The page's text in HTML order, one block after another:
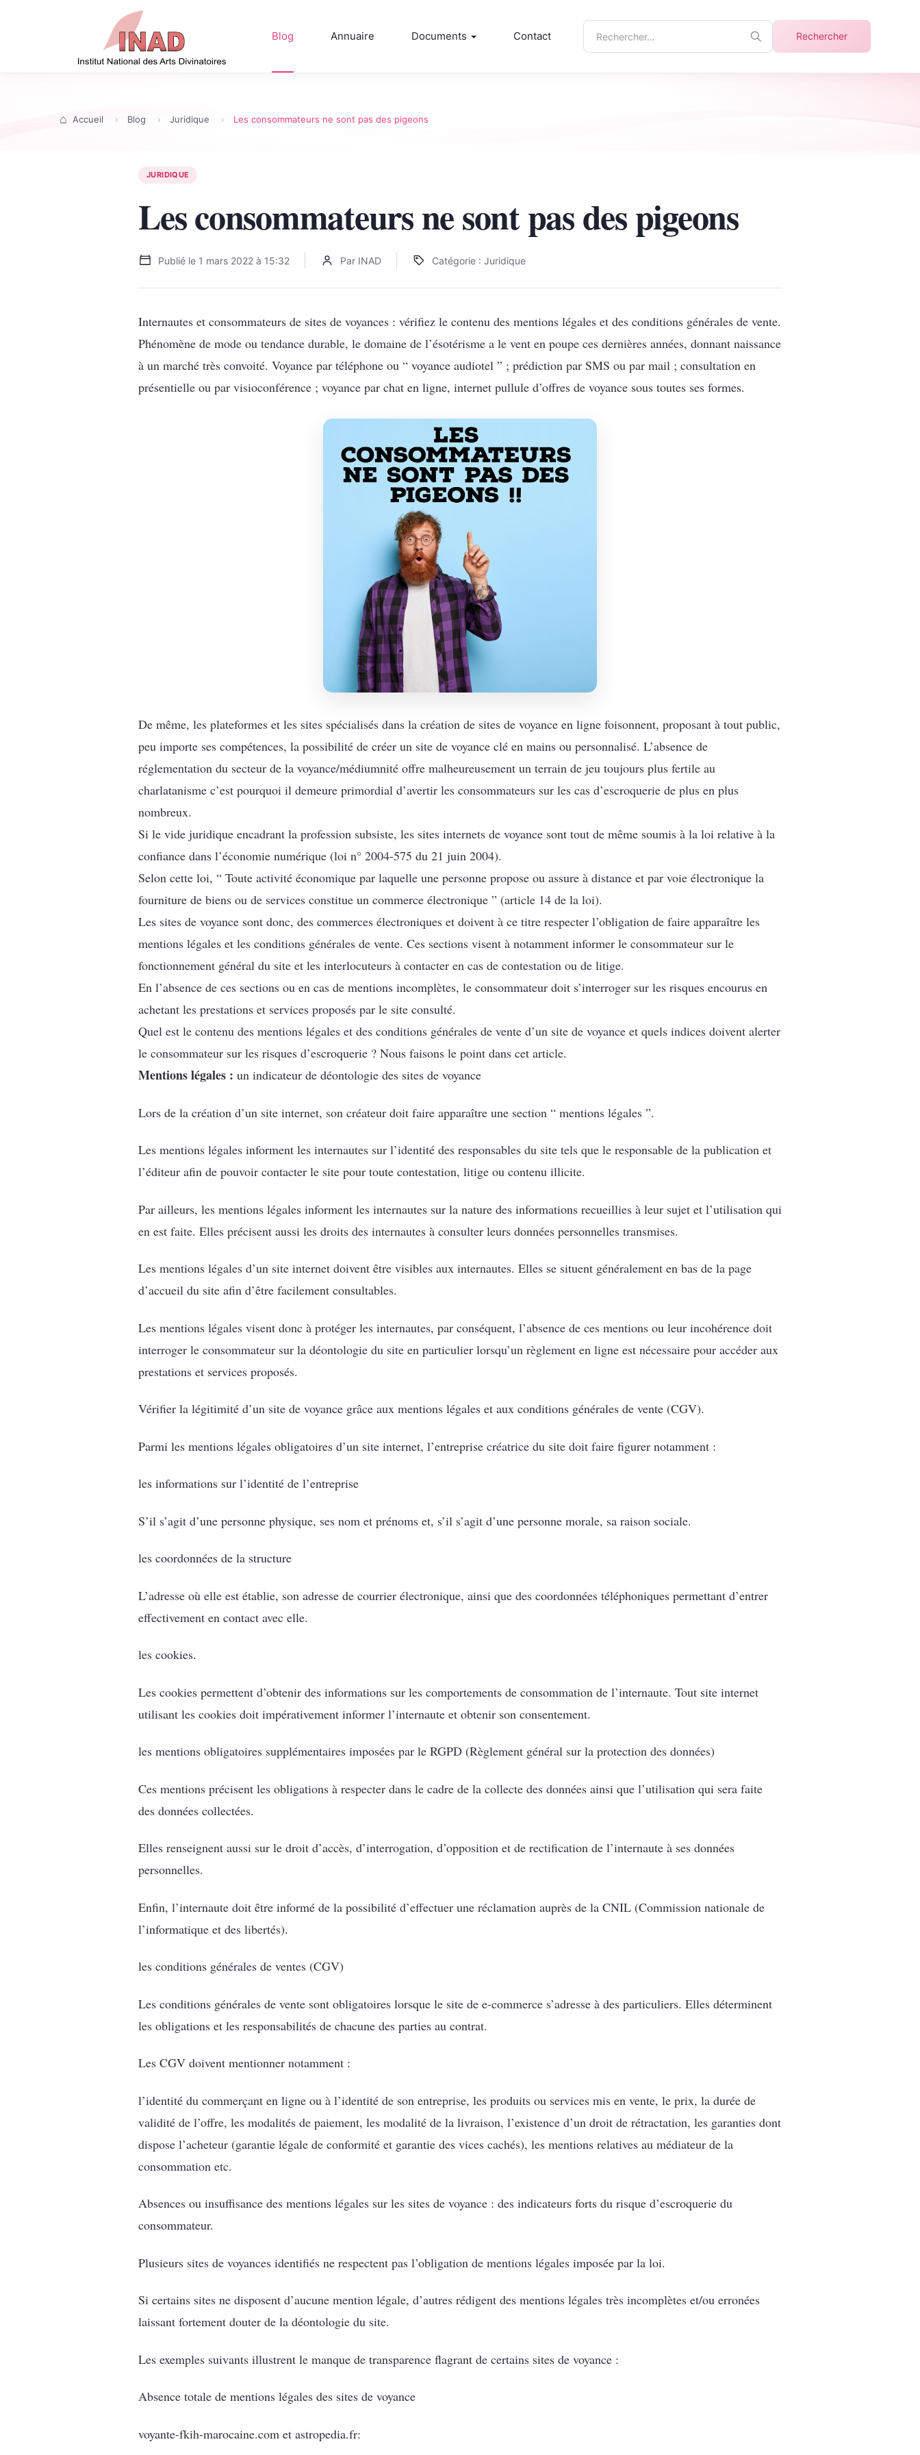
Blog Annuaire Documents Contact
sur
Rechercher
Accueil Blog Juridique Les consommateurs ne sont pas des pigeons
JURIDIQUE
Les consommateurs ne sont pas des pigeons
Publié le 1 mars 2022 à 15:32 Par INAD Catégorie : Juridique
Internautes et consommateurs de sites de voyances : vérifiez le contenu des mentions légales et des conditions générales de vente.
Phénomène de mode ou tendance durable, le domaine de l’ésotérisme a le vent en poupe ces dernières années, donnant naissance
à un marché très convoité. Voyance par téléphone ou “ voyance audiotel ” ; prédiction par SMS ou par mail ; consultation en
présentielle ou par visioconférence ; voyance par chat en ligne, internet pullule d’offres de voyance sous toutes ses formes.
De même, les plateformes et les sites spécialisés dans la création de sites de voyance en ligne foisonnent, proposant à tout public,
peu importe ses compétences, la possibilité de créer un site de voyance clé en mains ou personnalisé. L’absence de
réglementation du secteur de la voyance/médiumnité offre malheureusement un terrain de jeu toujours plus fertile au
charlatanisme c’est pourquoi il demeure primordial d’avertir les consommateurs sur les cas d’escroquerie de plus en plus
nombreux.
Si le vide juridique encadrant la profession subsiste, les sites internets de voyance sont tout de même soumis à la loi relative à la
confiance dans l’économie numérique (loi n° 2004-575 du 21 juin 2004).
Selon cette loi, “ Toute activité économique par laquelle une personne propose ou assure à distance et par voie électronique la
fourniture de biens ou de services constitue un commerce électronique ” (article 14 de la loi).
Les sites de voyance sont donc, des commerces électroniques et doivent à ce titre respecter l’obligation de faire apparaître les
mentions légales et les conditions générales de vente. Ces sections visent à notamment informer le consommateur sur le
fonctionnement général du site et les interlocuteurs à contacter en cas de contestation ou de litige.
En l’absence de ces sections ou en cas de mentions incomplètes, le consommateur doit s’interroger sur les risques encourus en
achetant les prestations et services proposés par le site consulté.
Quel est le contenu des mentions légales et des conditions générales de vente d’un site de voyance et quels indices doivent alerter
le consommateur sur les risques d’escroquerie ? Nous faisons le point dans cet article.
Mentions légales : un indicateur de déontologie des sites de voyance
Lors de la création d’un site internet, son créateur doit faire apparaître une section “ mentions légales ”.
Les mentions légales informent les internautes sur l’identité des responsables du site tels que le responsable de la publication et
l’éditeur afin de pouvoir contacter le site pour toute contestation, litige ou contenu illicite.
Par ailleurs, les mentions légales informent les internautes sur la nature des informations recueillies à leur sujet et l’utilisation qui
en est faite. Elles précisent aussi les droits des internautes à consulter leurs données personnelles transmises.
Les mentions légales d’un site internet doivent être visibles aux internautes. Elles se situent généralement en bas de la page
d’accueil du site afin d’être facilement consultables.
Les mentions légales visent donc à protéger les internautes, par conséquent, l’absence de ces mentions ou leur incohérence doit
interroger le consommateur sur la déontologie du site en particulier lorsqu’un règlement en ligne est nécessaire pour accéder aux
prestations et services proposés.
Vérifier la légitimité d’un site de voyance grâce aux mentions légales et aux conditions générales de vente (CGV).
Parmi les mentions légales obligatoires d’un site internet, l’entreprise créatrice du site doit faire figurer notamment :
les informations sur l’identité de l’entreprise
S’il s’agit d’une personne physique, ses nom et prénoms et, s’il s’agit d’une personne morale, sa raison sociale.
les coordonnées de la structure
L’adresse où elle est établie, son adresse de courrier électronique, ainsi que des coordonnées téléphoniques permettant d’entrer
effectivement en contact avec elle.
les cookies.
Les cookies permettent d’obtenir des informations sur les comportements de consommation de l’internaute. Tout site internet
utilisant les cookies doit impérativement informer l’internaute et obtenir son consentement.
les mentions obligatoires supplémentaires imposées par le RGPD (Règlement général sur la protection des données)
Ces mentions précisent les obligations à respecter dans le cadre de la collecte des données ainsi que l’utilisation qui sera faite
des données collectées.
Elles renseignent aussi sur le droit d’accès, d’interrogation, d’opposition et de rectification de l’internaute à ses données
personnelles.
Enfin, l’internaute doit être informé de la possibilité d’effectuer une réclamation auprès de la CNIL (Commission nationale de
l’informatique et des libertés).
les conditions générales de ventes (CGV)
Les conditions générales de vente sont obligatoires lorsque le site de e-commerce s’adresse à des particuliers. Elles déterminent
les obligations et les responsabilités de chacune des parties au contrat.
Les CGV doivent mentionner notamment :
l’identité du commerçant en ligne ou à l’identité de son entreprise, les produits ou services mis en vente, le prix, la durée de
validité de l’offre, les modalités de paiement, les modalité de la livraison, l’existence d’un droit de rétractation, les garanties dont
dispose l’acheteur (garantie légale de conformité et garantie des vices cachés), les mentions relatives au médiateur de la
consommation etc.
Absences ou insuffisance des mentions légales sur les sites de voyance : des indicateurs forts du risque d’escroquerie du
consommateur.
Plusieurs sites de voyances identifiés ne respectent pas l’obligation de mentions légales imposée par la loi.
Si certains sites ne disposent d’aucune mention légale, d’autres rédigent des mentions légales très incomplètes et/ou erronées
laissant fortement douter de la déontologie du site.
Les exemples suivants illustrent le manque de transparence flagrant de certains sites de voyance :
Absence totale de mentions légales des sites de voyance
voyante-fkih-marocaine.com et astropedia.fr: